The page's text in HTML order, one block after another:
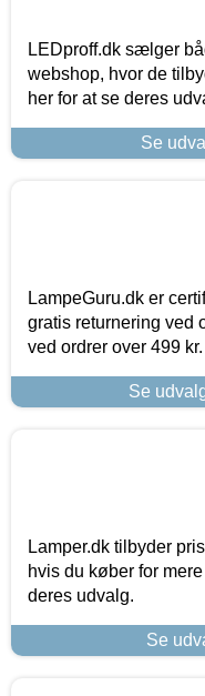
LEDproff.dk sælger
webshop, hvor de
her for at se deres
Se
LampeGuru.dk er
gratis returnering ved
ved ordrer over 499
Se
Lamper.dk tilbyder
hvis du køber for
deres udvalg.
Se